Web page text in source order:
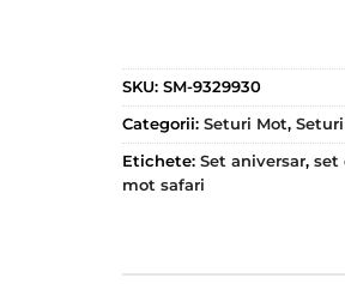
SKU: SM-9329930
Categorii: Seturi Mot,
Etichete: Set aniversar, set
mot safari